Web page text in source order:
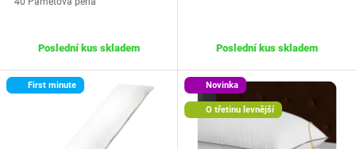
Poslední kus skladem Poslední kus skladem
First minute Novinka
O třetinu levnější